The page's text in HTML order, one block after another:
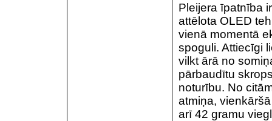
Pleijera īpatnība
attēlota OLED
vienā momentā
spoguli. Attiecīgi
vilkt ārā no
pārbaudītu
noturību. No
atmiņa,
arī 42 gramu